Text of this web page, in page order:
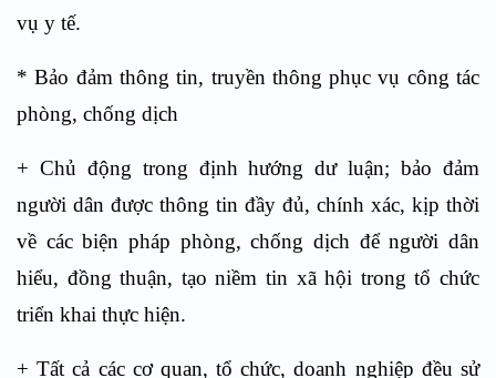
vụ y tế.
* Bảo đảm thông tin, truyền thông phục vụ công tác
phòng, chống dịch
+ Chủ động trong định hướng dư luận; bảo đảm
người dân được thông tin đầy đủ, chính xác, kịp thời
về các biện pháp phòng, chống dịch để người dân
hiểu, đồng thuận, tạo niềm tin xã hội trong tổ chức
triển khai thực hiện.
+ Tất cả các cơ quan, tổ chức, doanh nghiệp đều sử